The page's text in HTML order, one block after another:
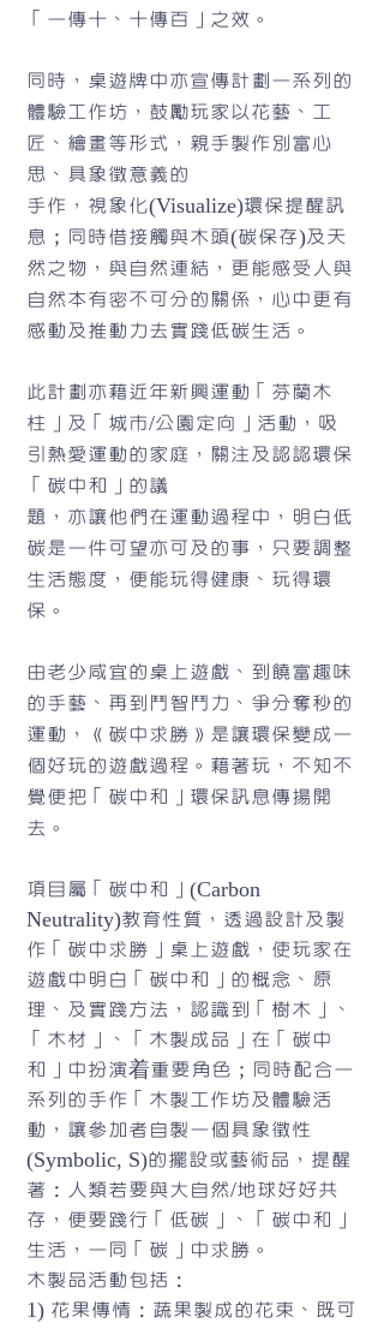
「一傳十、十傳百」之效。
同時，桌遊牌中亦宣傳計劃一系列的
體驗工作坊，鼓勵玩家以花藝、工
匠、繪畫等形式，親手製作別富心
思、具象徵意義的
手作，視象化(Visualize)環保提醒訊
息；同時借接觸與木頭(碳保存)及天
然之物，與自然連結，更能感受人與
自然本有密不可分的關係，心中更有
感動及推動力去實踐低碳生活。
此計劃亦藉近年新興運動「芬蘭木
柱」及「城市/公園定向」活動，吸
引熱愛運動的家庭，關注及認認環保
「碳中和」的議
題，亦讓他們在運動過程中，明白低
碳是一件可望亦可及的事，只要調整
生活態度，便能玩得健康、玩得環
保。
由老少咸宜的桌上遊戲、到饒富趣味
的手藝、再到鬥智鬥力、爭分奪秒的
運動，《碳中求勝》是讓環保變成一
個好玩的遊戲過程。藉著玩，不知不
覺便把「碳中和」環保訊息傳揚開
去。
項目屬「碳中和」(Carbon
Neutrality)教育性質，透過設計及製
作「碳中求勝」桌上遊戲，使玩家在
遊戲中明白「碳中和」的概念、原
理、及實踐方法，認識到「樹木」、
「木材」、「木製成品」在「碳中
和」中扮演着重要角色；同時配合一
系列的手作「木製工作坊及體驗活
動，讓參加者自製一個具象徵性
(Symbolic, S)的擺設或藝術品，提醒
著：人類若要與大自然/地球好好共
存，便要踐行「低碳」、「碳中和」
生活，一同「碳」中求勝。
木製品活動包括：
1) 花果傳情：蔬果製成的花束、既可